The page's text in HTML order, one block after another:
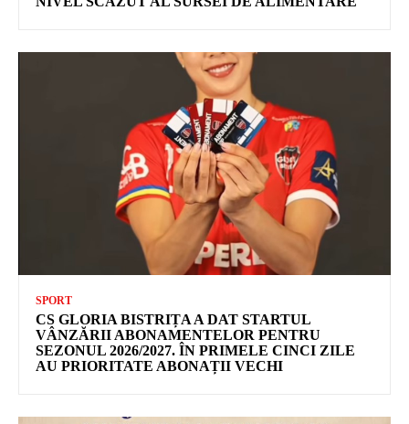
SPORT
CS GLORIA BISTRIȚA A DAT STARTUL
VÂNZĂRII ABONAMENTELOR PENTRU
SEZONUL 2026/2027. ÎN PRIMELE CINCI ZILE
AU PRIORITATE ABONAȚII VECHI